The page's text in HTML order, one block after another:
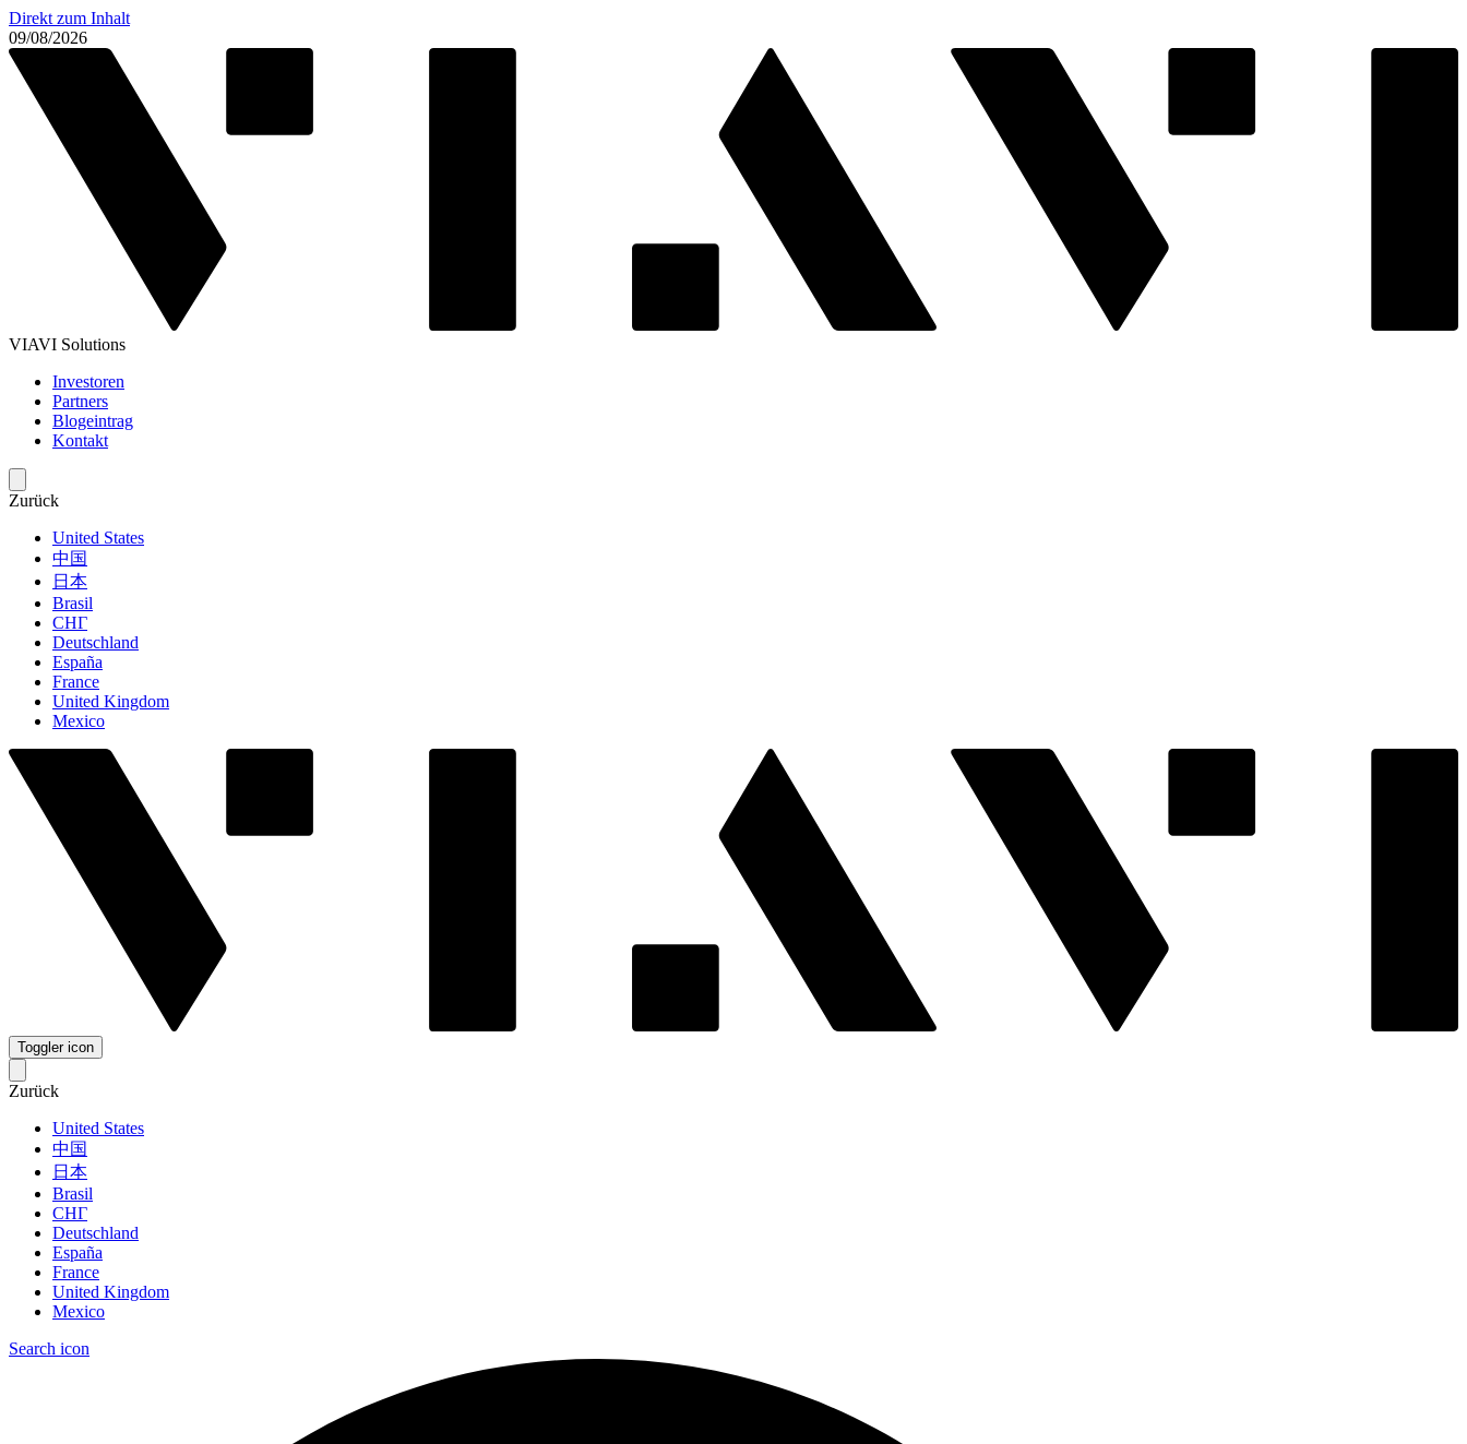
Direkt zum Inhalt
09/08/2026
VIAVI Solutions
Investoren
Partners
Blogeintrag
Kontakt
Zurück
United States
中国
日本
Brasil
СНГ
Deutschland
España
France
United Kingdom
Mexico
Toggler icon
Zurück
United States
中国
日本
Brasil
СНГ
Deutschland
España
France
United Kingdom
Mexico
Search icon